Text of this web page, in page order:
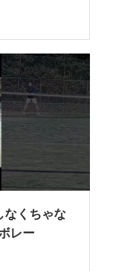
なくちゃな
レー